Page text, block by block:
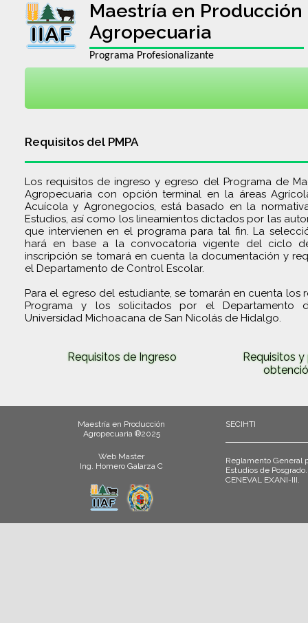
Maestría en Producción
Agropecuaria
Programa Profesionalizante
Requisitos del PMPA
Los requisitos de ingreso y egreso del Programa de
Agropecuaria con opción terminal en la áreas
Acuícola y Agronegocios, está basado en la
Estudios, así como los lineamientos dictados por las
que intervienen en el programa para tal fin. La
hará en base a la convocatoria vigente del ciclo
inscripción se tomará en cuenta la documentación y
el Departamento de Control Escolar.
Para el egreso del estudiante, se tomarán en cuenta los
Programa y los solicitados por el Departamento
Universidad Michoacana de San Nicolás de Hidalgo.
Requisitos de Ingreso
Requisitos
Maestría en Producción
Agropecuaria ®2025
Web Master
Ing. Homero Galarza C
SECIHTI
Reglamento General
Estudios de Posgrado.
CENEVAL EXANI-III.